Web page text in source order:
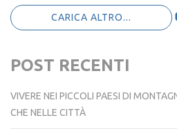
CARICA ALTRO...
POST RECENTI
VIVERE NEI PICCOLI PAESI DI
CHE NELLE CITTÀ